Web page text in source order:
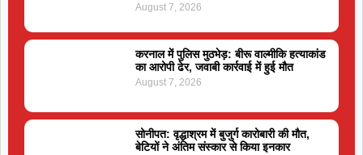
August 7, 2026
करनाल में पुलिस मुठभेड़: बीरू वाल्मीकि हत्याकांड
का आरोपी ढेर, जवाबी कार्रवाई में हुई मौत
August 7, 2026
सोनीपत: वृद्धाश्रम में बुजुर्ग कारोबारी की मौत,
बेटियों ने अंतिम संस्कार से किया इनकार